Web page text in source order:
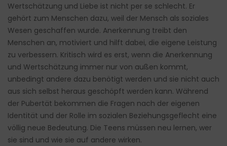
Wertschätzung und Liebe ist nicht per se schlecht. Er
gehört zum Menschen dazu, weil der Mensch als soziales
Wesen geschaffen wurde. Anerkennung treibt den
Menschen an, motiviert und hilft dabei, die eigene Leistung
zu verbessern. Kritisch wird es erst, wenn die Anerkennung
und Wertschätzung immer nur von außen kommt,
unbedingt andere dazu benötigt werden und sie nicht auch
aus sich selbst heraus geschöpft werden kann. Während
der Pubertät bekommen die Fragen nach der eigenen
Identität und der Rolle im sozialen Beziehungsgeflecht eine
völlig neue Bedeutung. Die Teens müssen neu lernen, wer
sie sind und wie sie auf andere wirken.